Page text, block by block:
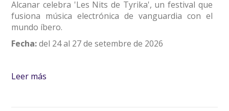
Alcanar celebra 'Les Nits de Tyrika', un festival que
fusiona música electrónica de vanguardia con el
mundo íbero.
Fecha:del 24 al 27 de setembre de 2026
Leer más